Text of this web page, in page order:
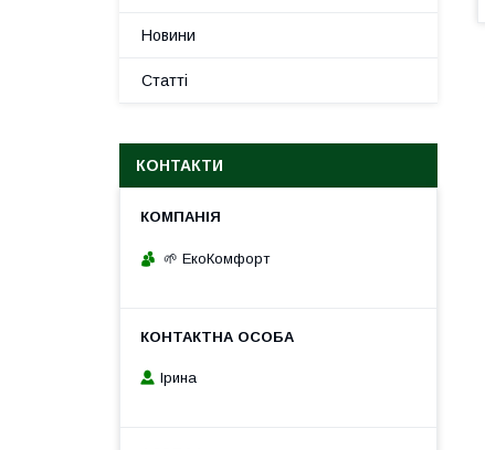
Новини
Статті
КОНТАКТИ
🌱 ЕкоКомфорт
Ірина